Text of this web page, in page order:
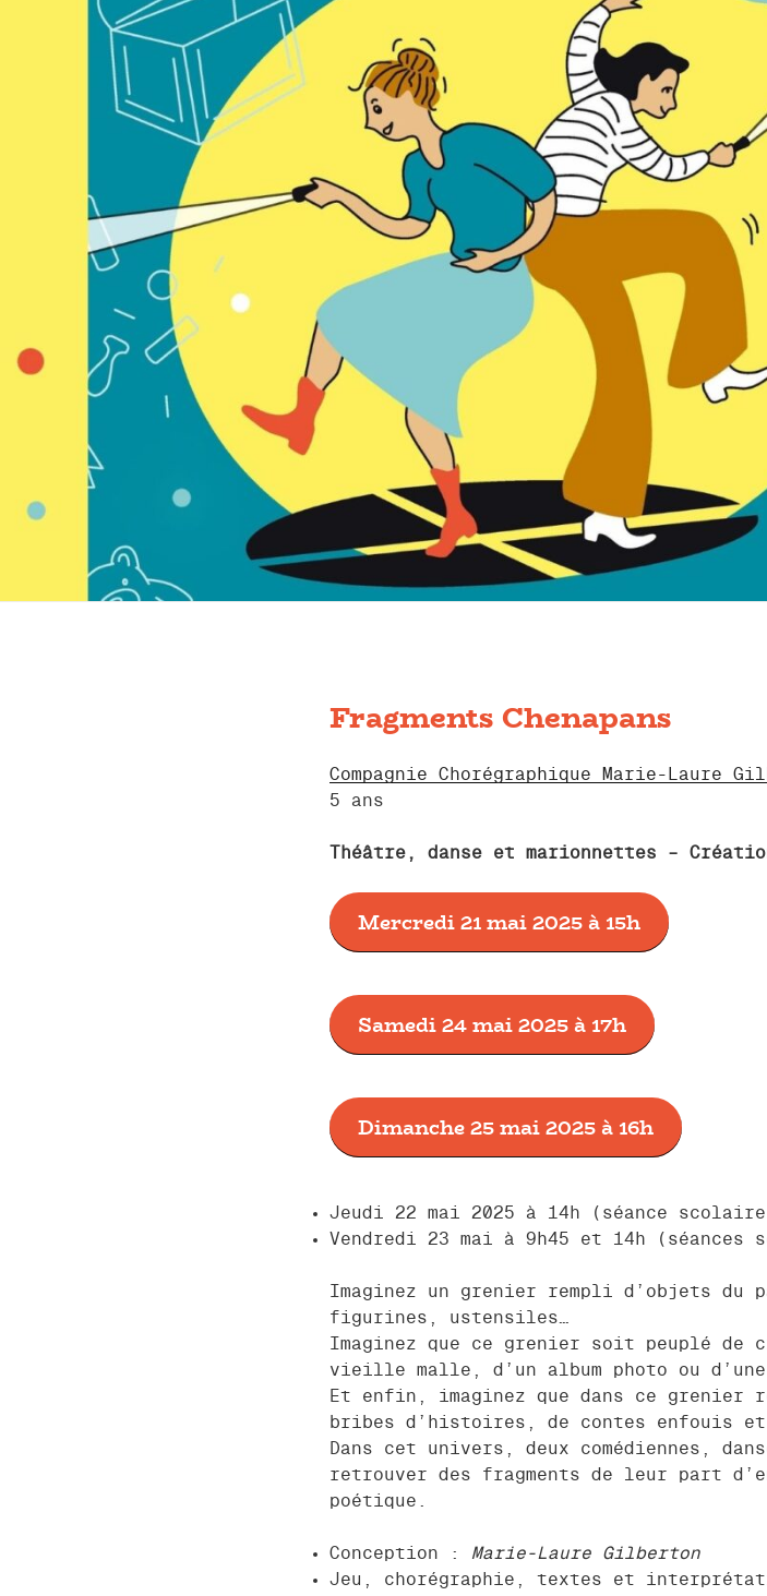
Fragments Chenapans
Compagnie Chorégraphique Marie-Laure
5 ans
Théâtre, danse et marionnettes –
Mercredi 21 mai 2025 à 15h
Samedi 24 mai 2025 à 17h
Dimanche 25 mai 2025 à 16h
Jeudi 22 mai 2025 à 14h (séance
Vendredi 23 mai à 9h45 et 14h (séances
Imaginez un grenier rempli d’objets du
figurines, ustensiles…
Imaginez que ce grenier soit peuplé de
vieille malle, d’un album photo ou d’une
Et enfin, imaginez que dans ce grenier
bribes d’histoires, de contes enfouis et
Dans cet univers, deux comédiennes,
retrouver des fragments de leur part
poétique.
Conception : Marie-Laure Gilberton
Jeu, chorégraphie, textes et